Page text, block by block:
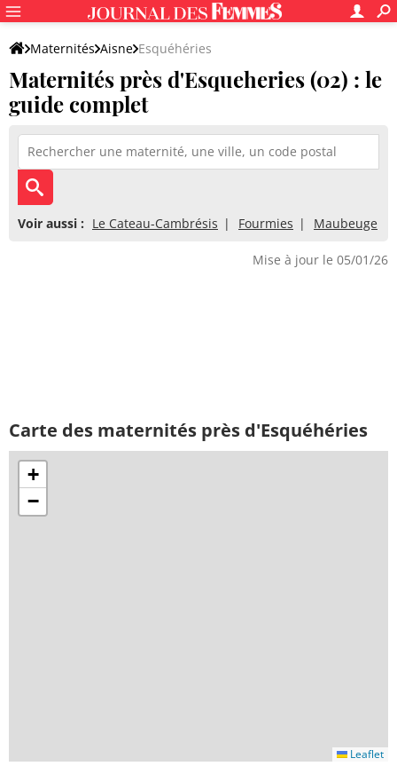
Maternités Aisne Esquéhéries
Maternités près d'Esqueheries (02) : le
guide complet
Voir aussi : Le Cateau-Cambrésis Fourmies Maubeuge
Mise à jour le 05/01/26
Carte des maternités près d'Esquéhéries
+
−
Leaflet